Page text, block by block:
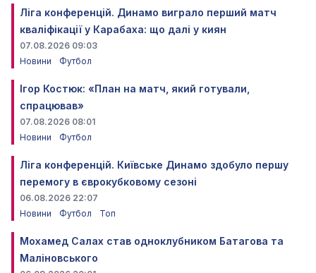
Ліга конференцій. Динамо виграло перший матч
кваліфікації у Карабаха: що далі у киян
07.08.2026 09:03
Новини
Футбол
Ігор Костюк: «План на матч, який готували,
спрацював»
07.08.2026 08:01
Новини
Футбол
Ліга конференцій. Київське Динамо здобуло першу
перемогу в єврокубковому сезоні
06.08.2026 22:07
Новини
Футбол Топ
Мохамед Салах став одноклубником Батагова та
Маліновського